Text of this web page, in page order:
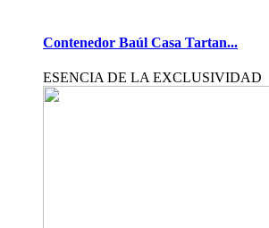
Contenedor Baúl Casa Tartan...
ESENCIA DE LA EXCLUSIVIDAD